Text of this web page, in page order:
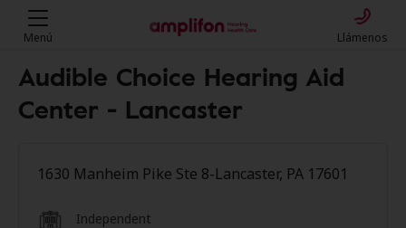
Menú Llámenos
Audible Choice Hearing Aid
Center - Lancaster
1630 Manheim Pike Ste 8-Lancaster, PA 17601
Independent